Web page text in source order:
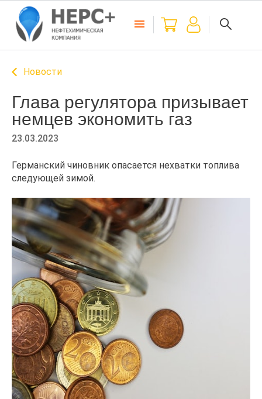
Новости
Глава регулятора призывает
немцев экономить газ
23.03.2023
Германский чиновник опасается нехватки топлива
следующей зимой.